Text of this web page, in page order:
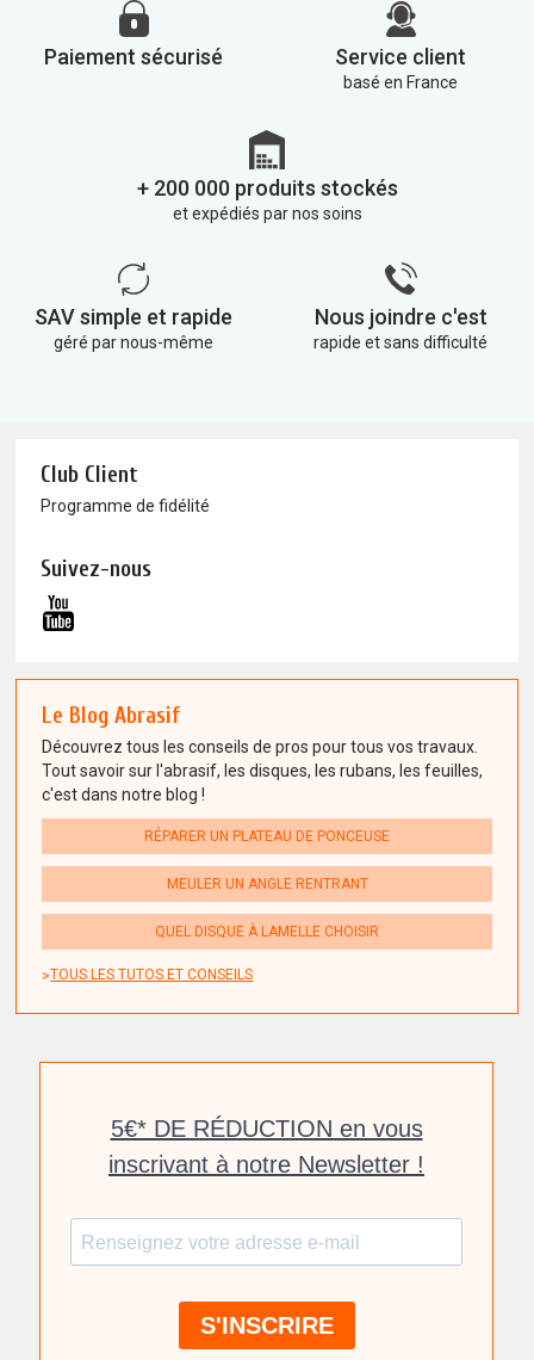
Paiement sécurisé Service client
basé en France
+ 200 000 produits stockés
et expédiés par nos soins
SAV simple et rapide
géré par nous-même
Nous joindre c'est
rapide et sans difficulté
Club Client
Programme de fidélité
Suivez-nous
Le Blog Abrasif
Découvrez tous les conseils de pros pour tous vos travaux.
Tout savoir sur l'abrasif, les disques, les rubans, les feuilles,
c'est dans notre blog !
RÉPARER UN PLATEAU DE PONCEUSE
MEULER UN ANGLE RENTRANT
QUEL DISQUE À LAMELLE CHOISIR
TOUS LES TUTOS ET CONSEILS